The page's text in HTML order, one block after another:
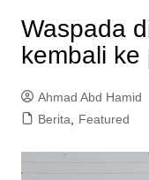
Waspada
kembali
Ahmad Abd Hamid
Berita, Featured